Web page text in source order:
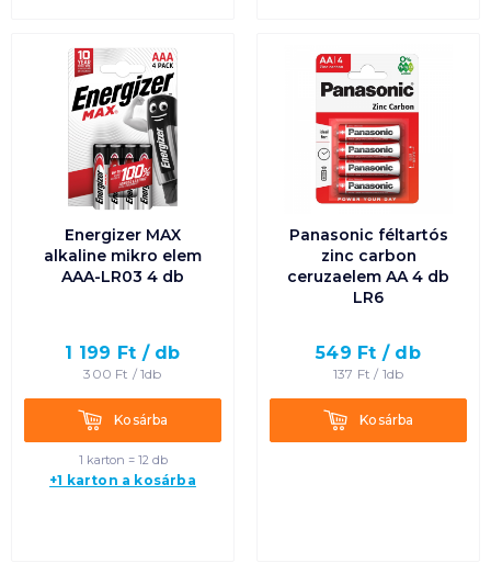
Energizer MAX
alkaline mikro elem
AAA-LR03 4 db
1 199 Ft / db
300 Ft /1db
KosárbaKosárba
1 karton = 12 db
+1 karton a kosárba
Panasonic féltartós
zinc carbon
ceruzaelem AA 4 db
LR6
549 Ft / db
137 Ft / 1db
KosárbaKosárba